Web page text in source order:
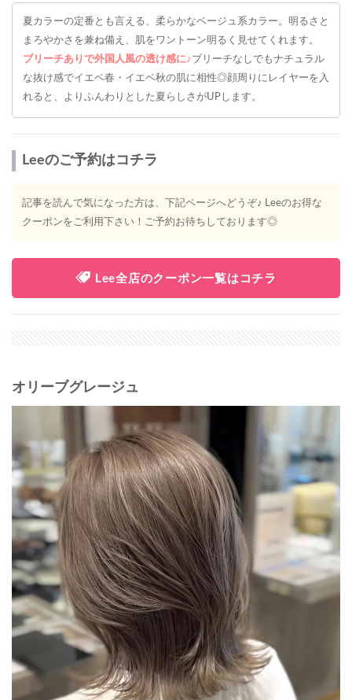
夏カラーの定番とも言える、柔らかなベージュ系カラー。明るさと
まろやかさを兼ね備え、肌をワントーン明るく見せてくれます。
ブリーチありで外国人風の透け感に♪ブリーチなしでもナチュラル
な抜け感でイエベ春・イエベ秋の肌に相性◎顔周りにレイヤーを入
れると、よりふんわりとした夏らしさがUPします。
Leeのご予約はコチラ
記事を読んで気になった方は、下記ページへどうぞ♪ Leeのお得な
クーポンをご利用下さい！ご予約お待ちしております◎
Lee全店のクーポン一覧はコチラ
オリーブグレージュ